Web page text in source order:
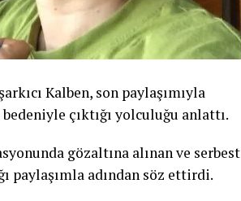
Kalben, son paylaşımıyla
çıktığı yolculuğu anlattı.
gözaltına alınan ve serbest
paylaşımla adından söz ettirdi.